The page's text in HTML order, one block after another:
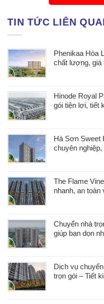
TIN TỨC LIÊN
Phenikaa Hòa
chất lượng, giá
Hinode Royal
gói tiện lợi, tiết
Hà Sơn Sweet
chuyên
The Flame
nhanh, an
Chuyển nhà
giúp bạn dọn
Dịch vụ
trọn gói – Tiết